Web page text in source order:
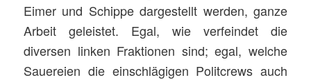
Eimer und Schippe dargestellt werden, ganze
Arbeit geleistet. Egal, wie verfeindet die
diversen linken Fraktionen sind; egal, welche
Sauereien die einschlägigen Politcrews auch